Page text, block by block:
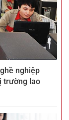
nghiệp
trường lao